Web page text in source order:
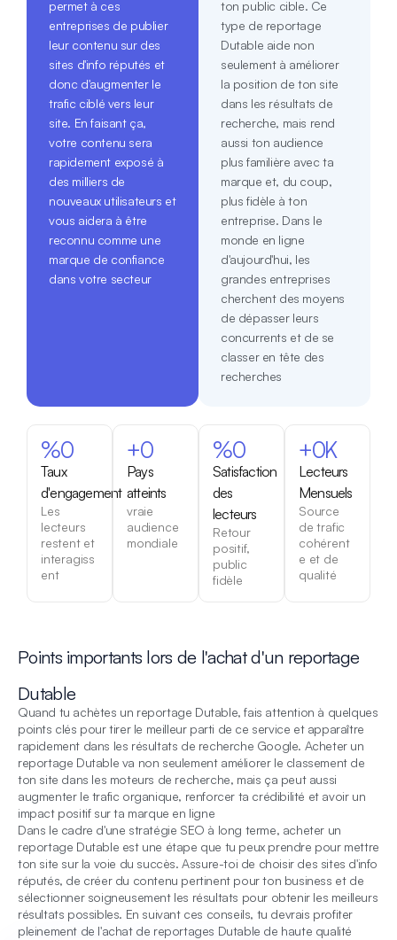
permet à ces
entreprises de publier
leur contenu sur des
sites d'info réputés et
donc d'augmenter le
trafic ciblé vers leur
site. En faisant ça,
votre contenu sera
rapidement exposé à
des milliers de
nouveaux utilisateurs et
vous aidera à être
reconnu comme une
marque de confiance
dans votre secteur
ton public cible. Ce
type de reportage
Dutable aide non
seulement à améliorer
la position de ton site
dans les résultats de
recherche, mais rend
aussi ton audience
plus familière avec ta
marque et, du coup,
plus fidèle à ton
entreprise. Dans le
monde en ligne
d'aujourd'hui, les
grandes entreprises
cherchent des moyens
de dépasser leurs
concurrents et de se
classer en tête des
recherches
Taux
d'engagement
%0
Les
lecteurs
restent et
interagiss
ent
Pays
atteints
+0
vraie
audience
mondiale
Satisfaction
des
lecteurs
%0
Retour
positif,
public
fidèle
Lecteurs
Mensuels
+0K
Source
de trafic
cohérent
e et de
qualité
Points importants lors de l'achat d'un reportage
Dutable
Quand tu achètes un reportage Dutable, fais attention à quelques
points clés pour tirer le meilleur parti de ce service et apparaître
rapidement dans les résultats de recherche Google. Acheter un
reportage Dutable va non seulement améliorer le classement de
ton site dans les moteurs de recherche, mais ça peut aussi
augmenter le trafic organique, renforcer ta crédibilité et avoir un
impact positif sur ta marque en ligne
Dans le cadre d'une stratégie SEO à long terme, acheter un
reportage Dutable est une étape que tu peux prendre pour mettre
ton site sur la voie du succès. Assure-toi de choisir des sites d'info
réputés, de créer du contenu pertinent pour ton business et de
sélectionner soigneusement les résultats pour obtenir les meilleurs
résultats possibles. En suivant ces conseils, tu devrais profiter
pleinement de l'achat de reportages Dutable de haute qualité